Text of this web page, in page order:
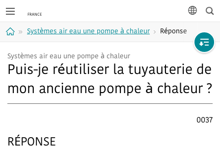
Accueil
Systèmes air eau une pompe à chaleur Réponse
Systèmes air eau une pompe à chaleur
Puis-je réutiliser la tuyauterie de
mon ancienne pompe à chaleur ?
0037
RÉPONSE